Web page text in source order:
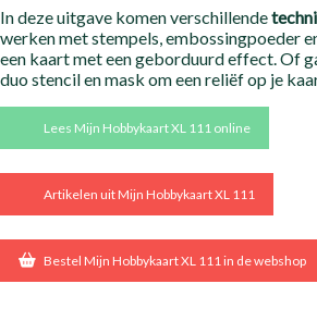
In deze uitgave komen verschillende
werken met stempels, embossingpoeder
een kaart met een geborduurd effect. Of
duo stencil en mask om een reliëf op je
Lees Mijn Hobbykaart XL 111 online
Artikelen uit Mijn Hobbykaart XL 111
Bestel Mijn Hobbykaart XL 111 in de webshop